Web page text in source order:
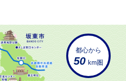
都心から
50 km圏